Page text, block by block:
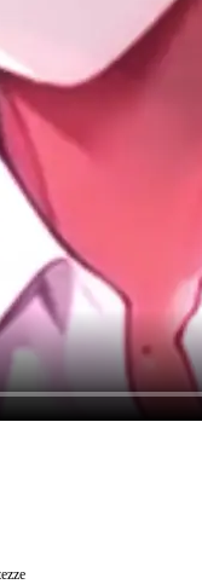
mantide.